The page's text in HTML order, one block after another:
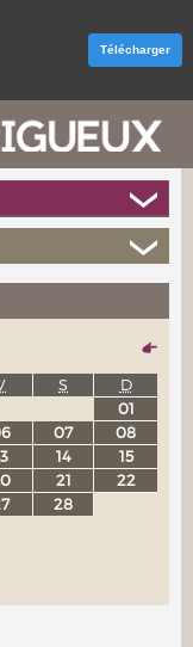
S
D
01
07
08
14
15
21
22
28
Télécharger